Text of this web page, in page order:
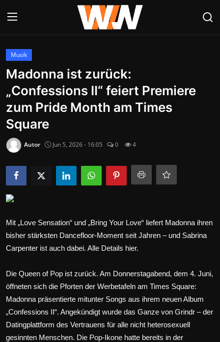
Anmelden
Datenschutzerklärung
Contact
Aktuelles
Kultur & Unterhaltung
Lifestyle & Gesellschaft
Wirtschaft
Wissenschaft & Gesundheit
Deutsch
Musik
Madonna ist zurück:
„Confessions II“ feiert Premiere
zum Pride Month am Times
Square
Autor Jun 5, 2026 - 16:05 0 4
Mit „Love Sensation“ und „Bring Your Love“ liefert Madonna ihren
bisher stärksten Dancefloor-Moment seit Jahren – und Sabrina
Carpenter ist auch dabei. Alle Details hier.
Die Queen of Pop ist zurück. Am Donnerstagabend, dem 4. Juni,
öffneten sich die Pforten der Werbetafeln am Times Square:
Madonna präsentierte mitunter Songs aus ihrem neuen Album
„Confessions II“. Angekündigt wurde das Ganze von Grindr – der
Datingplattform des Vertrauens für alle nicht heterosexuell
gesinnten Menschen. Die Pop-Ikone hatte bereits in der